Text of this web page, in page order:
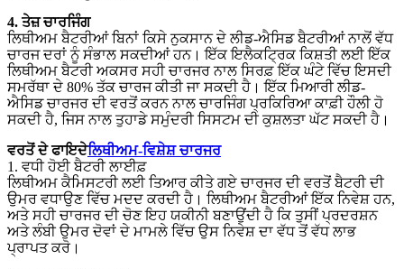
4. ਤੇਜ਼ ਚਾਰਜਿੰਗ
ਲਿਥੀਅਮ ਬੈਟਰੀਆਂ ਬਿਨਾਂ ਕਿਸੇ ਨੁਕਸਾਨ ਦੇ ਲੀਡ-ਐਸਿਡ ਬੈਟਰੀਆਂ ਨਾਲੋਂ ਵੱਧ
ਚਾਰਜ ਦਰਾਂ ਨੂੰ ਸੰਭਾਲ ਸਕਦੀਆਂ ਹਨ। ਇੱਕ ਇਲੈਕਟ੍ਰਿਕ ਕਿਸ਼ਤੀ ਲਈ ਇੱਕ
ਲਿਥੀਅਮ ਬੈਟਰੀ ਅਕਸਰ ਸਹੀ ਚਾਰਜਰ ਨਾਲ ਸਿਰਫ਼ ਇੱਕ ਘੰਟੇ ਵਿੱਚ ਇਸਦੀ
ਸਮਰੱਥਾ ਦੇ 80% ਤੱਕ ਚਾਰਜ ਕੀਤੀ ਜਾ ਸਕਦੀ ਹੈ। ਇੱਕ ਮਿਆਰੀ ਲੀਡ-
ਐਸਿਡ ਚਾਰਜਰ ਦੀ ਵਰਤੋਂ ਕਰਨ ਨਾਲ ਚਾਰਜਿੰਗ ਪ੍ਰਕਿਰਿਆ ਕਾਫ਼ੀ ਹੌਲੀ ਹੋ
ਸਕਦੀ ਹੈ, ਜਿਸ ਨਾਲ ਤੁਹਾਡੇ ਸਮੁੰਦਰੀ ਸਿਸਟਮ ਦੀ ਕੁਸ਼ਲਤਾ ਘੱਟ ਸਕਦੀ ਹੈ।
ਵਰਤੋਂ ਦੇ ਫਾਇਦੇਲਿਥੀਅਮ-ਵਿਸ਼ੇਸ਼ ਚਾਰਜਰ
1. ਵਧੀ ਹੋਈ ਬੈਟਰੀ ਲਾਈਫ਼
ਲਿਥੀਅਮ ਕੈਮਿਸਟਰੀ ਲਈ ਤਿਆਰ ਕੀਤੇ ਗਏ ਚਾਰਜਰ ਦੀ ਵਰਤੋਂ ਬੈਟਰੀ ਦੀ
ਉਮਰ ਵਧਾਉਣ ਵਿੱਚ ਮਦਦ ਕਰਦੀ ਹੈ। ਲਿਥੀਅਮ ਬੈਟਰੀਆਂ ਇੱਕ ਨਿਵੇਸ਼ ਹਨ,
ਅਤੇ ਸਹੀ ਚਾਰਜਰ ਦੀ ਚੋਣ ਇਹ ਯਕੀਨੀ ਬਣਾਉਂਦੀ ਹੈ ਕਿ ਤੁਸੀਂ ਪ੍ਰਦਰਸ਼ਨ
ਅਤੇ ਲੰਬੀ ਉਮਰ ਦੋਵਾਂ ਦੇ ਮਾਮਲੇ ਵਿੱਚ ਉਸ ਨਿਵੇਸ਼ ਦਾ ਵੱਧ ਤੋਂ ਵੱਧ ਲਾਭ
ਪ੍ਰਾਪਤ ਕਰੋ।